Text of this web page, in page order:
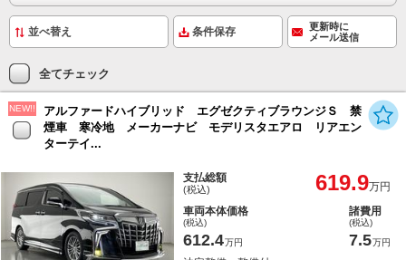
条件保存
更新時に
メール送信
全てチェック
NEW!!
アルファードハイブリッド エグゼクティブラウンジＳ 禁
煙車 寒冷地 メーカーナビ モデリスタエアロ リアエン
ターテイ...
支払総額
(税込) 619.9万円
車両本体価格
(税込)
612.4万円
諸費用
(税込)
7.5万円